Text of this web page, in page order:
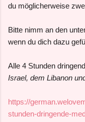
du möglicherweise
Bitte nimm an den
wenn du dich dazu
Alle 4 Stunden
Israel, dem Libanon
https://
stunden-dringende-